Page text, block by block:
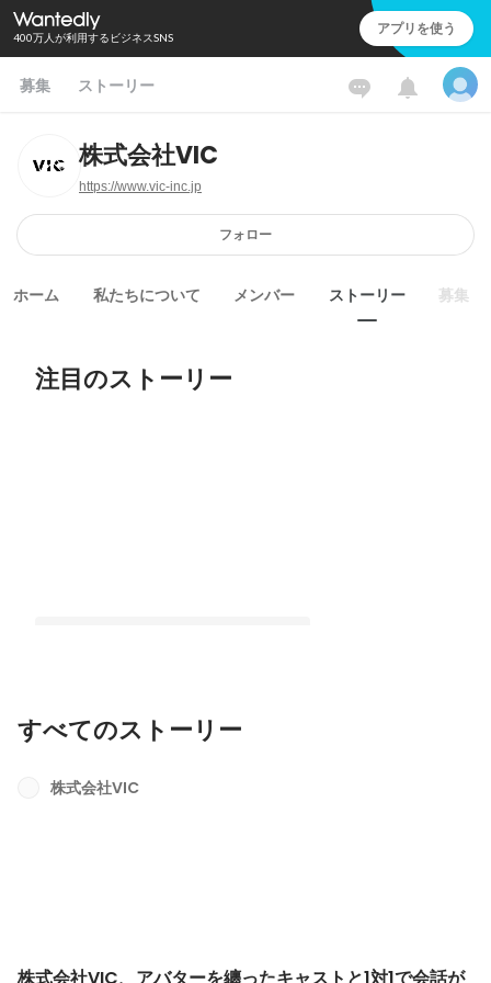
400万人が利用するビジネスSNS アプリを使う
募集 ストーリー
株式会社VIC
https://www.vic-inc.jp
フォロー
ホーム 私たちについて メンバー ストーリー 募集
注目のストーリー
トと1対1で会話が出来るアプリ「Back
すべてのストーリー
株式会社VIC